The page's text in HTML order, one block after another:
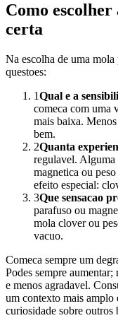
Como
certa
Na escolha de uma
questoes:
1Qual e a
comeca com uma
mais baixa.
bem.
2Quanta
regulavel. Alguma
magnetica ou
efeito especial:
3Que sensacao
parafuso ou
mola clover ou
vacuo.
Comeca sempre um
Podes sempre aumentar;
e menos agradavel.
um contexto mais amplo
curiosidade sobre outros